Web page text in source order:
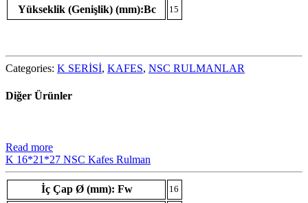
Yükseklik (Genişlik) (mm):Bc 15
Categories: K SERİSİ, KAFES, NSC RULMANLAR
Diğer Ürünler
Read more
K 16*21*27 NSC Kafes Rulman
İç Çap Ø (mm): Fw 16